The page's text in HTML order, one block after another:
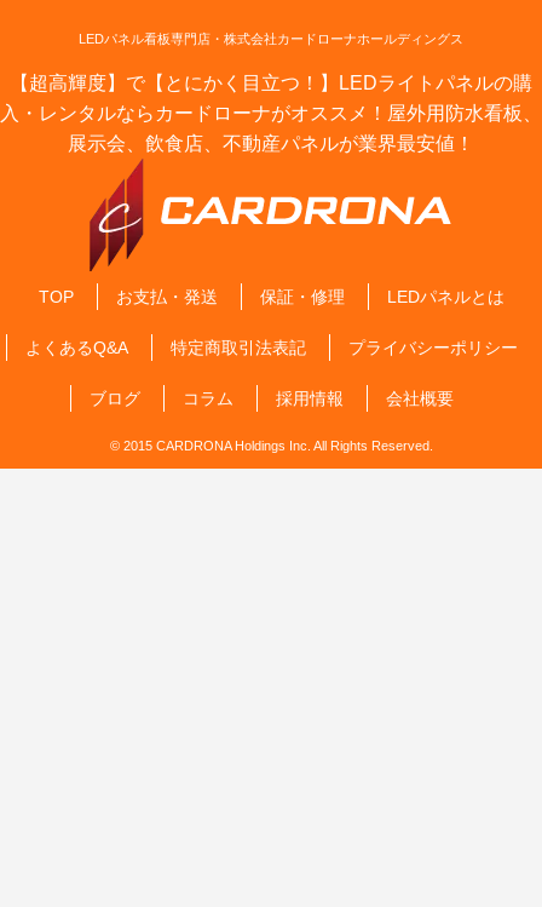
LEDパネル看板専門店・株式会社カードローナホールディングス
【超高輝度】で【とにかく目立つ！】LEDライトパネルの購
入・レンタルならカードローナがオススメ！屋外用防水看板、
展示会、飲食店、不動産パネルが業界最安値！
TOP お支払・発送 保証・修理 LEDパネルとは
よくあるQ&A 特定商取引法表記 プライバシーポリシー
ブログ コラム 採用情報 会社概要
© 2015 CARDRONA Holdings Inc. All Rights Reserved.